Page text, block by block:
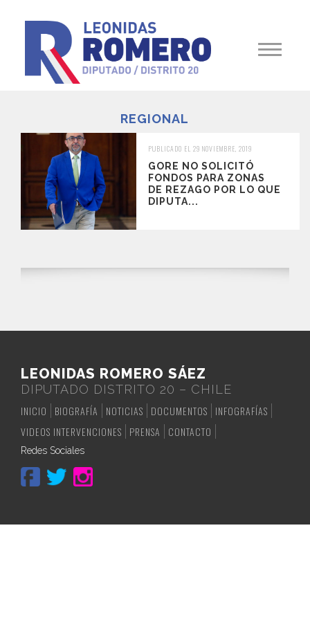
REGIONAL
PUBLICADO EL 29 NOVIEMBRE, 2019
GORE NO SOLICITÓ
FONDOS PARA ZONAS
DE REZAGO POR LO QUE
DIPUTA...
LEONIDAS ROMERO SÁEZ
DIPUTADO DISTRITO 20 – CHILE
INICIO
BIOGRAFÍA NOTICIAS DOCUMENTOS
INFOGRAFÍAS
VIDEOS INTERVENCIONES
PRENSA CONTACTO
Redes Sociales